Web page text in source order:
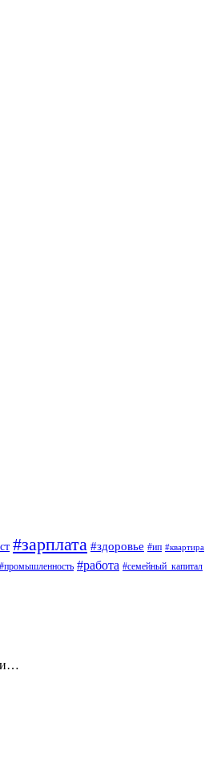
#зарплата #здоровье #ип #квартира
#промышленность #работа #семейный_капитал